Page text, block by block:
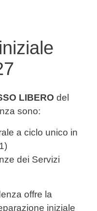
LIBERO del
sono:
a ciclo unico in
dei Servizi
offre la
iniziale